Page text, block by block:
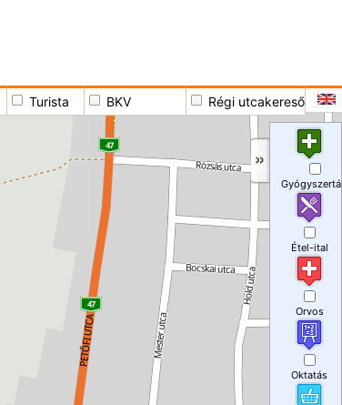
Turista BKV Régi utcakereső
Étel-ital
Orvos
Oktatás